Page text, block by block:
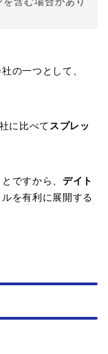
の一つとして、
に比べて スプレッ
とですから、デイト
を有利に展開する